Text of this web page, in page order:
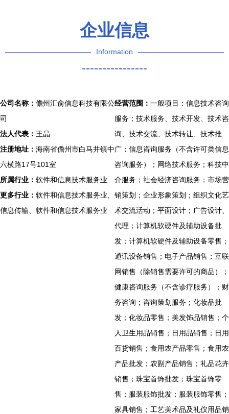
企业信息
Information
----------------
公司名称： 儋州汇俞信息科技有限公
司
法人代表： 王晶
注册地址： 海南省儋州市白马井镇中
六横路17号101室
所属行业： 软件和信息技术服务业
更多行业： 软件和信息技术服务业,
信息传输、软件和信息技术服务业
经营范围： 一般项目：信息技术咨询
服务；技术服务、技术开发、技术咨
询、技术交流、技术转让、技术推
广；信息咨询服务（不含许可类信息
咨询服务）；网络技术服务；科技中
介服务；社会经济咨询服务；市场营
销策划；企业形象策划；组织文化艺
术交流活动；平面设计；广告设计、
代理；计算机软硬件及辅助设备批
发；计算机软硬件及辅助设备零售；
通讯设备销售；电子产品销售；互联
网销售（除销售需要许可的商品）；
健康咨询服务（不含诊疗服务）；财
务咨询；咨询策划服务；化妆品批
发；化妆品零售；美发饰品销售；个
人卫生用品销售；日用品销售；日用
百货销售；食用农产品零售；食用农
产品批发；农副产品销售；礼品花卉
销售；珠宝首饰批发；珠宝首饰零
售；服装服饰批发；服装服饰零售；
家具销售；工艺美术品及礼仪用品销